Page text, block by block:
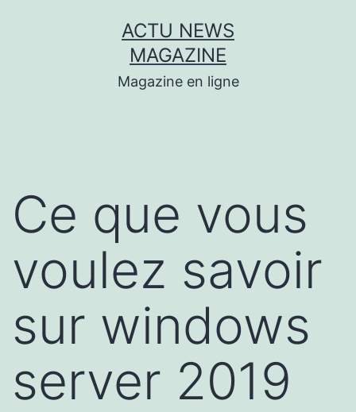
ACTU NEWS
MAGAZINE
Magazine en ligne
Ce que vous
voulez savoir
sur windows
server 2019